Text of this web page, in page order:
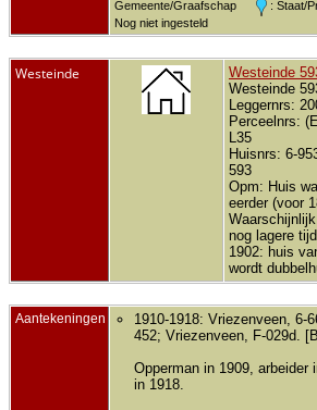
Gemeente/Graafschap
: Staat/
Nog niet ingesteld
Westeinde
Westeinde
Westeinde
Leggernrs:
Perceelnrs:
L35
Huisnrs: 6-
593
Opm: Huis
eerder (voor
nog lagere
1902: huis
wordt
Aantekeningen
1910-1918: Vriezenveen, 6-
452; Vriezenveen, F-029d.
Opperman in 1909, arbeider
in 1918.